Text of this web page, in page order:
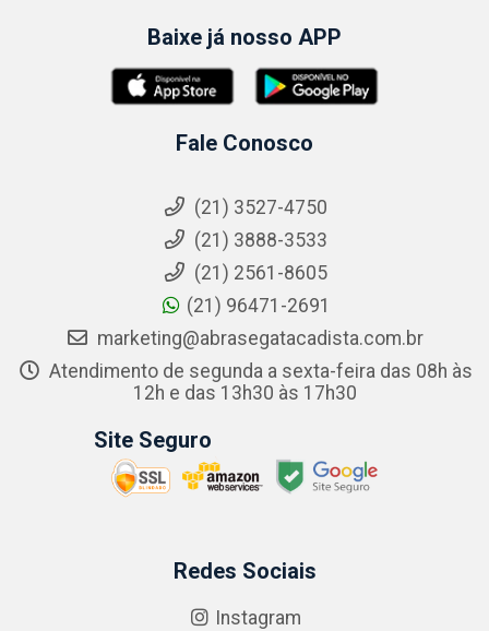
Baixe já nosso APP
Fale Conosco
(21) 3527-4750
(21) 3888-3533
(21) 2561-8605
(21) 96471-2691
marketing@abrasegatacadista.com.br
Atendimento de segunda a sexta-feira das 08h às
12h e das 13h30 às 17h30
Site Seguro
Redes Sociais
Instagram